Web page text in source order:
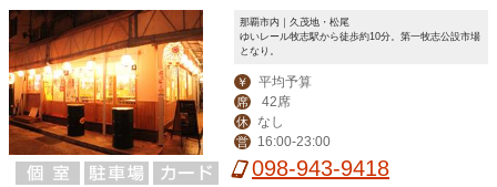
那覇市内｜久茂地・松尾
ゆいレール牧志駅から徒歩約10分。第一牧志公設市場
となり。
￥ 平均予算
席 42席
休 なし
営 16:00-23:00
098-943-9418